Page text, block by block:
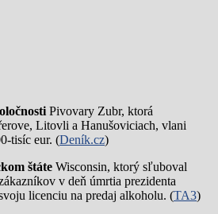
Pivovary Zubr, ktorá
Litovli a Hanušoviciach, vlani
tisíc eur. (Deník.cz)
štáte Wisconsin, ktorý sľuboval
v deň úmrtia prezidenta
licenciu na predaj alkoholu. (TA3)